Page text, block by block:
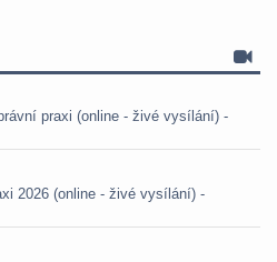
praxi (online - živé vysílání) -
2026 (online - živé vysílání) -